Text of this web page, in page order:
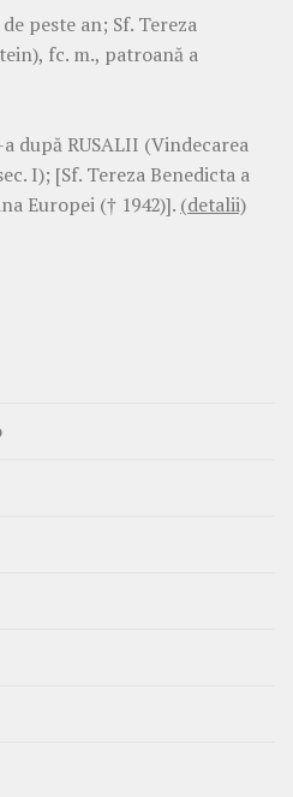
peste an; Sf. Tereza
fc. m., patroană a
după RUSALII (Vindecarea
I); [Sf. Tereza Benedicta a
Europei († 1942)]. (detalii)